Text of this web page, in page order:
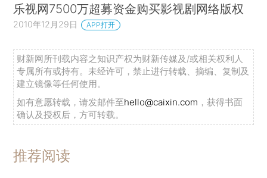
乐视网7500万超募资金购买影视剧网络版权
2010年12月29日 APP打开
财新网所刊载内容之知识产权为财新传媒及/或相关权利人
专属所有或持有。未经许可，禁止进行转载、摘编、复制及
建立镜像等任何使用。
如有意愿转载，请发邮件至hello@caixin.com ，获得书面
确认及授权后，方可转载。
推荐阅读